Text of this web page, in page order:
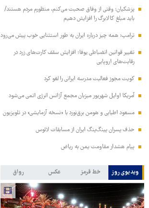
پزشکیان: وقتی از وفاق صحبت می‌کنم، منظورم مردم هستند/
باید مبلغ کالابرگ را افزایش دهیم
ترامپ: همه چیز درباره ایران به طور استثنایی خوب پیش می‌رود
تغییر قوانین انضباطی یوفا؛ افزایش سقف کارت‌های زرد در
رقابت‌های اروپایی
کویت مجوز فعالیت مدرسه ایرانی را لغو کرد
آمریکا اوایل شهریور میزبان مجمع آژانس انرژی اتمی می‌شود
مسعود اطیابی و هومن برق‌نورد با «نسخه آزمایشی» در تلویزیون
حذف پسران پینگ‌پنگ ایران از مسابقات لائوس
پیام هشدار مقاومت یمن به ریاض
ویدیوی روز خط قرمز عکس رواق